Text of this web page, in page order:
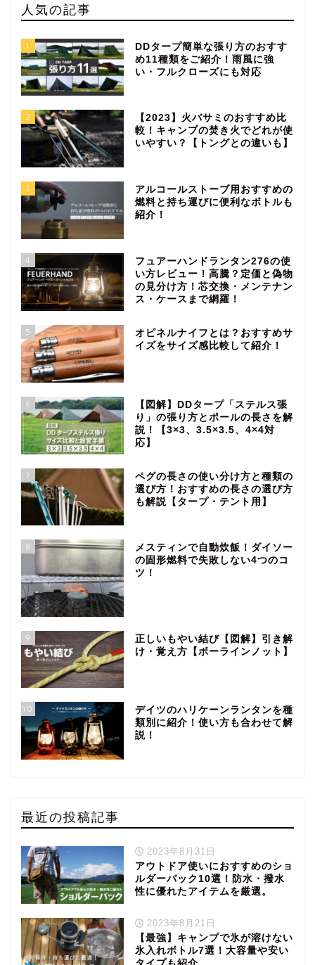
人気の記事
1
DDタープ簡単な張り方のおすす
め11種類をご紹介！雨風に強
い・フルクローズにも対応
2
【2023】火バサミのおすすめ比
較！キャンプの焚き火でどれが使
いやすい？【トングとの違いも】
3
アルコールストーブ用おすすめの
燃料と持ち運びに便利なボトルも
紹介！
4
フュアーハンドランタン276の使
い方レビュー！高騰？定価と偽物
の見分け方！芯交換・メンテナン
ス・ケースまで網羅！
5
オピネルナイフとは？おすすめサ
イズをサイズ感比較して紹介！
6
【図解】DDタープ「ステルス張
り」の張り方とポールの長さを解
説！【3×3、3.5×3.5、4×4対
応】
7
ペグの長さの使い分け方と種類の
選び方！おすすめの長さの選び方
も解説【タープ・テント用】
8
メスティンで自動炊飯！ダイソー
の固形燃料で失敗しない4つのコ
ツ！
9
正しいもやい結び【図解】引き解
け・覚え方【ボーラインノット】
10
デイツのハリケーンランタンを種
類別に紹介！使い方も合わせて解
説！
最近の投稿記事
2023年8月31日
アウトドア使いにおすすめのショ
ルダーバック10選！防水・撥水
性に優れたアイテムを厳選。
2023年8月21日
【最強】キャンプで氷が溶けない
氷入れボトル7選！大容量や安い